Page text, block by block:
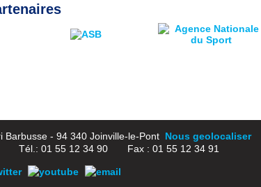
- 94 340 Joinville-le-Pont Nous geolocaliser
55 12 34 90 Fax : 01 55 12 34 91